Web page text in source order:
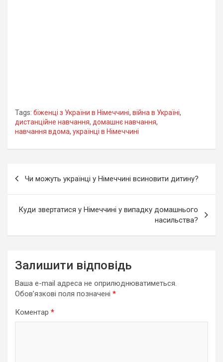
Tags: біженці з України в Німеччині, війна в Україні,
дистанційне навчання, домашнє навчання,
навчання вдома, українці в Німеччині
записів
Чи можуть українці у Німеччині всиновити дитину?
Куди звертатися у Німеччині у випадку домашнього
насильства?
Залишити відповідь
Ваша e-mail адреса не оприлюднюватиметься.
Обов’язкові поля позначені *
Коментар *